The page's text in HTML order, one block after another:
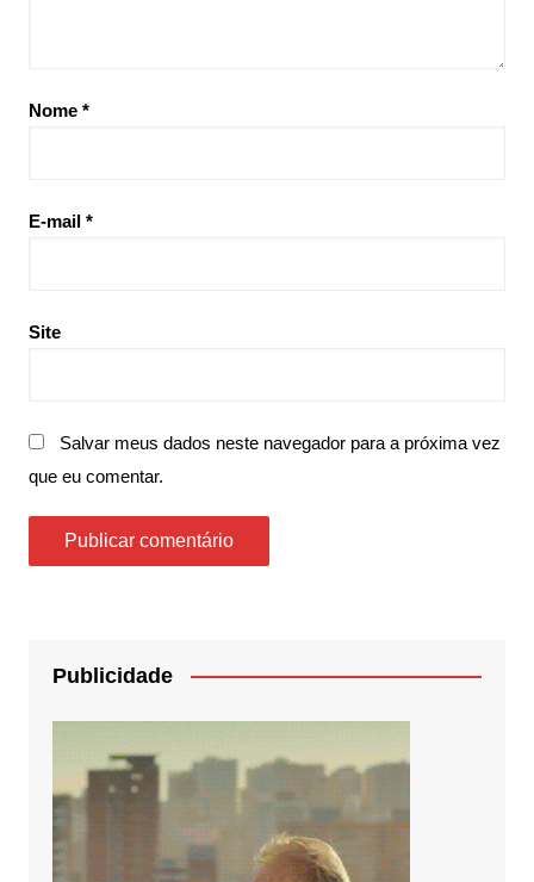
Nome *
E-mail *
Site
Salvar meus dados neste navegador para a próxima vez
que eu comentar.
Publicidade